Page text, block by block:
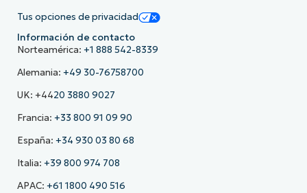
Tus opciones de privacidad
Información de contacto
Norteamérica: +1 888 542-8339
Alemania: +49 30-76758700
UK: +4420 3880 9027
Francia: +33 800 91 09 90
España: +34 930 03 80 68
Italia: +39 800 974 708
APAC: +61 1800 490 516